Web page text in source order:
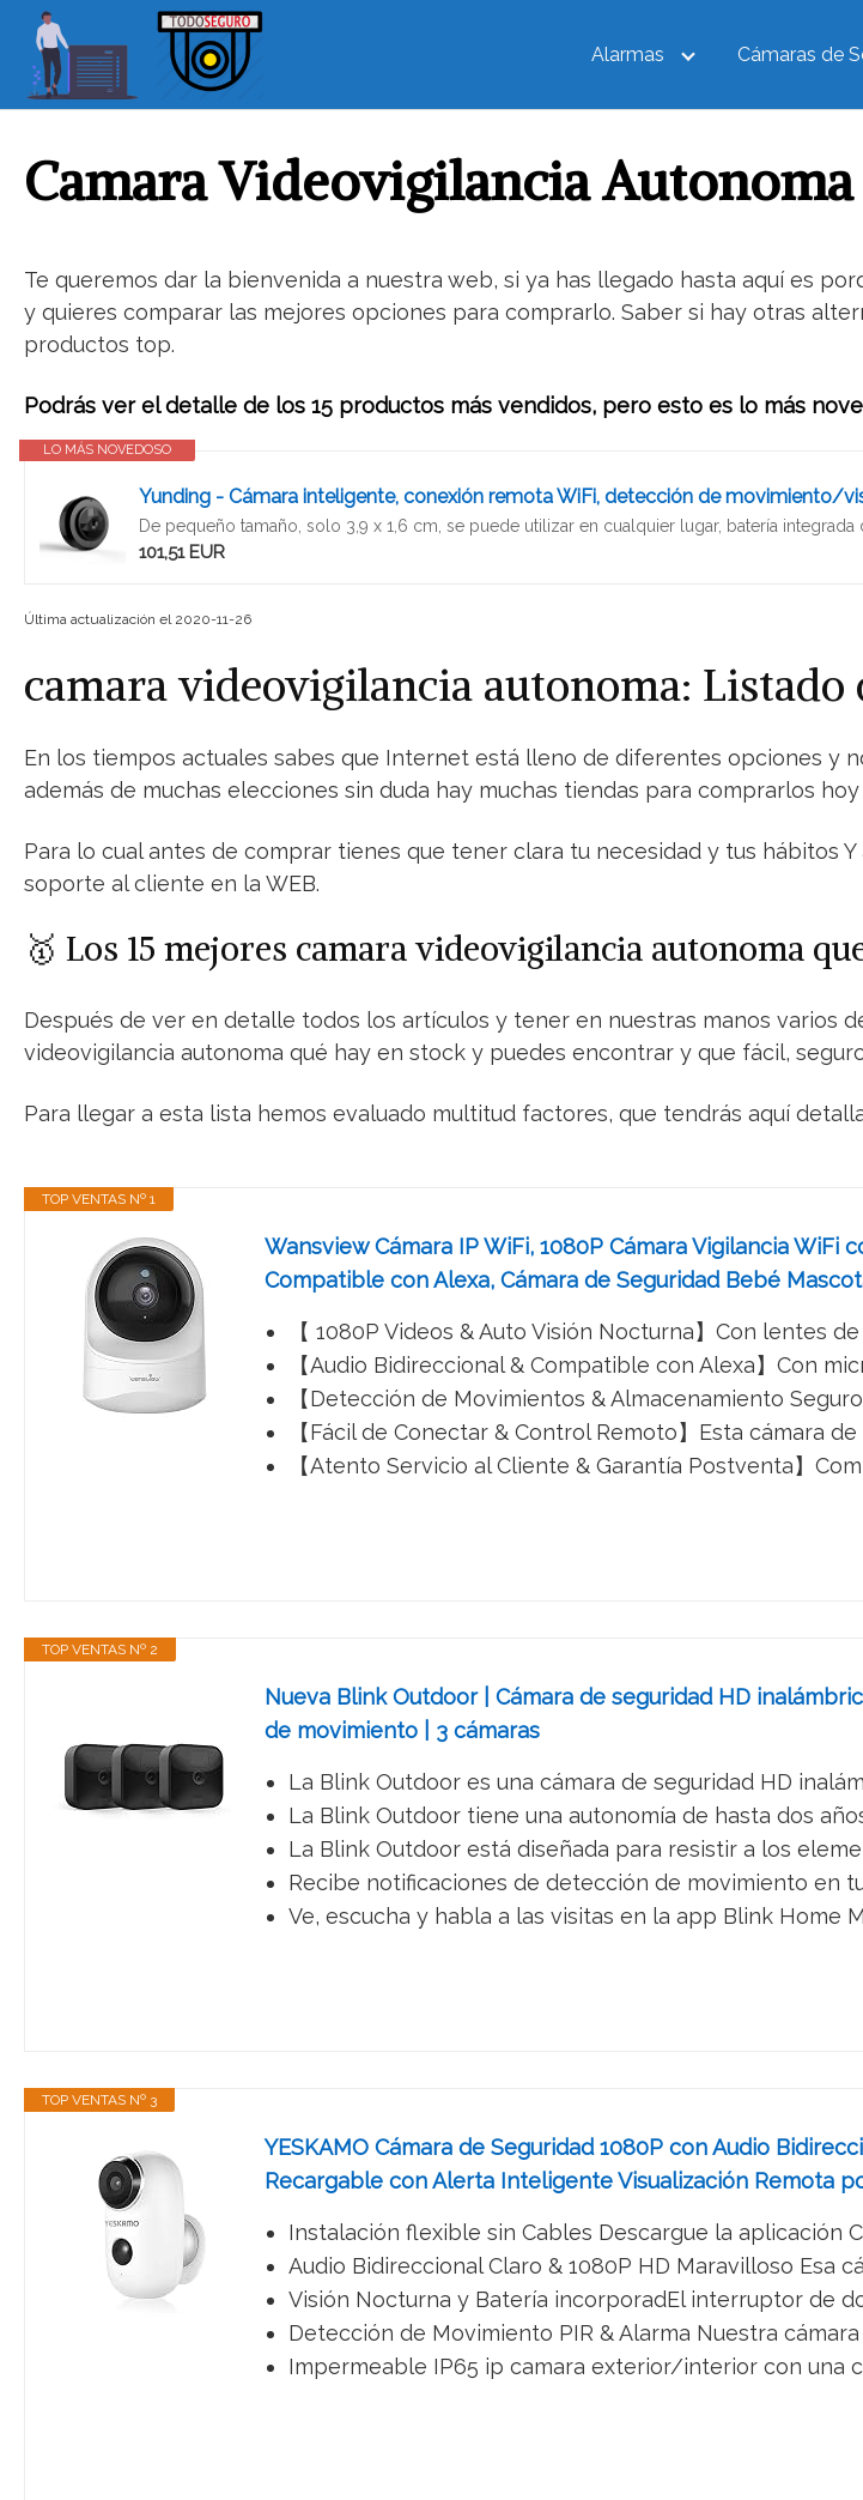
Alarmas Cámaras de
Camara Videovigilancia
Te queremos dar la bienvenida a nuestra web, si ya has llegado hasta aquí es
y quieres comparar las mejores opciones para comprarlo. Saber si hay otras
productos top.
Podrás ver el detalle de los 15 productos más vendidos, pero esto es lo más
LO MÁS NOVEDOSO
De pequeño tamaño, solo 3,9 x 1,6 cm, se puede utilizar en cualquier lugar, batería
101,51 EUR
Última actualización el 2020-11-26
camara videovigilancia autonoma:
En los tiempos actuales sabes que Internet está lleno de diferentes opciones y
además de muchas elecciones sin duda hay muchas tiendas para comprarlos
Para lo cual antes de comprar tienes que tener clara tu necesidad y tus hábitos
soporte al cliente en la WEB.
🥇 Los 15 mejores camara videovigilancia autonoma
Después de ver en detalle todos los artículos y tener en nuestras manos varios
videovigilancia autonoma qué hay en stock y puedes encontrar y que fácil,
Para llegar a esta lista hemos evaluado multitud factores, que tendrás aquí
TOP VENTAS Nº 1
Wansview Cámara IP WiFi, 1080P Cámara Vigilancia
Compatible con Alexa, Cámara de Seguridad Bebé
【 1080P Videos & Auto Visión Nocturna】Con lentes
【Audio Bidireccional & Compatible con Alexa】Con
【Detección de Movimientos & Almacenamiento
【Fácil de Conectar & Control Remoto】Esta cámara
【Atento Servicio al Cliente & Garantía Postventa】
TOP VENTAS Nº 2
Nueva Blink Outdoor | Cámara de seguridad HD
de movimiento | 3 cámaras
La Blink Outdoor es una cámara de seguridad HD
La Blink Outdoor tiene una autonomía de hasta dos
La Blink Outdoor está diseñada para resistir a los
Recibe notificaciones de detección de movimiento en
Ve, escucha y habla a las visitas en la app Blink
TOP VENTAS Nº 3
YESKAMO Cámara de Seguridad 1080P con Audio
Recargable con Alerta Inteligente Visualización Remota
Instalación flexible sin Cables Descargue la aplicación
Audio Bidireccional Claro & 1080P HD Maravilloso Esa
Visión Nocturna y Batería incorporadEl interruptor de
Detección de Movimiento PIR & Alarma Nuestra
Impermeable IP65 ip camara exterior/interior con una